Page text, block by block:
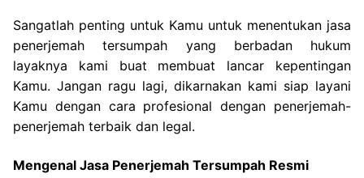
Sangatlah penting untuk Kamu untuk menentukan jasa
penerjemah tersumpah yang berbadan hukum
layaknya kami buat membuat lancar kepentingan
Kamu. Jangan ragu lagi, dikarnakan kami siap layani
Kamu dengan cara profesional dengan penerjemah-
penerjemah terbaik dan legal.
Mengenal Jasa Penerjemah Tersumpah Resmi